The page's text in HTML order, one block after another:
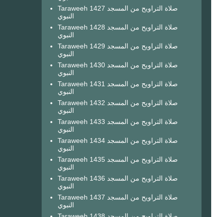
Taraweeh 1427 صلاة التراويح من المسجد
النبوي
Taraweeh 1428 صلاة التراويح من المسجد
النبوي
Taraweeh 1429 صلاة التراويح من المسجد
النبوي
Taraweeh 1430 صلاة التراويح من المسجد
النبوي
Taraweeh 1431 صلاة التراويح من المسجد
النبوي
Taraweeh 1432 صلاة التراويح من المسجد
النبوي
Taraweeh 1433 صلاة التراويح من المسجد
النبوي
Taraweeh 1434 صلاة التراويح من المسجد
النبوي
Taraweeh 1435 صلاة التراويح من المسجد
النبوي
Taraweeh 1436 صلاة التراويح من المسجد
النبوي
Taraweeh 1437 صلاة التراويح من المسجد
النبوي